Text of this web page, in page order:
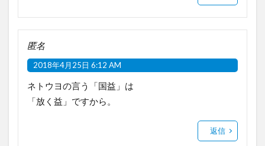
匿名
2018年4月25日 6:12 AM
ネトウヨの言う「国益」は
「放く益」ですから。
返信